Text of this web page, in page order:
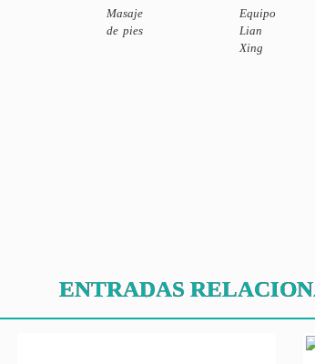
Masaje
de pies
Equipo
Lian
Xing
ENTRADAS